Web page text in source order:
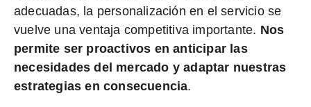
adecuadas, la personalización en el servicio se
vuelve una ventaja competitiva importante. Nos
permite ser proactivos en anticipar las
necesidades del mercado y adaptar nuestras
estrategias en consecuencia.